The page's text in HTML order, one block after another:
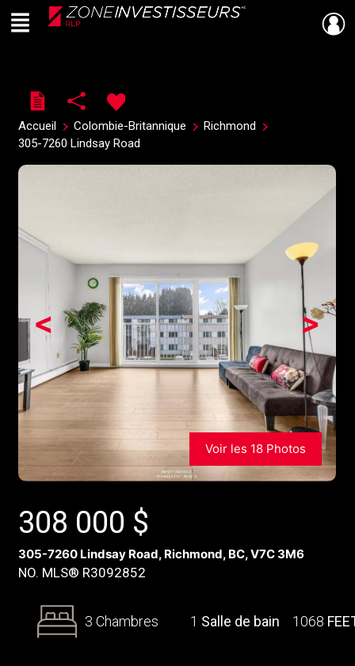
Live
En Direct
Menu
Accueil Colombie-Britannique
Richmond
305-7260 Lindsay Road
>
<
Voir les 18 Photos
308 000 $
305-7260 Lindsay Road, Richmond, BC, V7C 3M6
NO. MLS® R3092852
3 Chambres 1 Salle de bain 1068